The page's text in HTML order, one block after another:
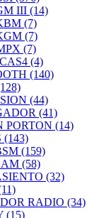
III (14)
(7)
(7)
(7)
(4)
(140)
(44)
(41)
PORTON (14)
(143)
(159)
(58)
(32)
RADIO (34)
(15)